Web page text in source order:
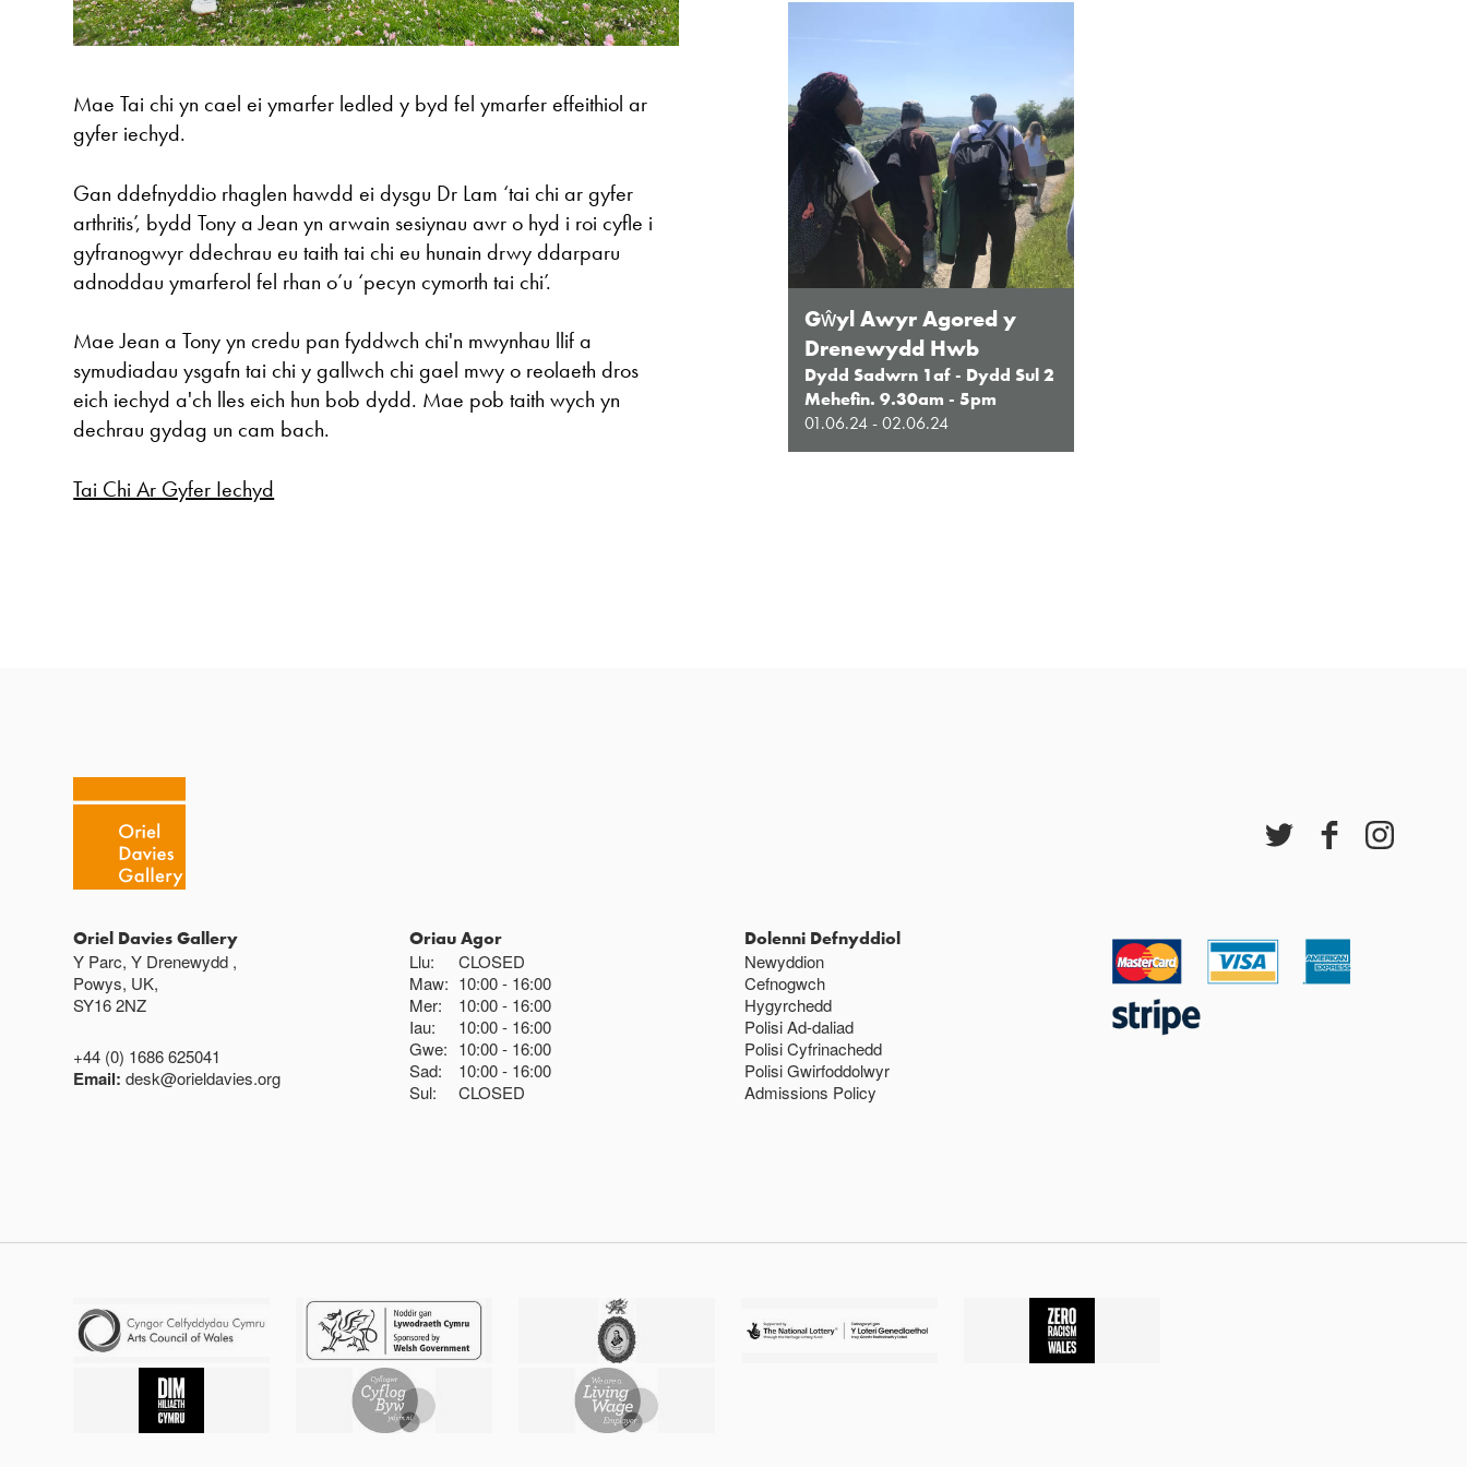
Mae Tai chi yn cael ei ymarfer ledled y byd fel ymarfer effeithiol ar
gyfer iechyd.
Gan ddefnyddio rhaglen hawdd ei dysgu Dr Lam ‘tai chi ar gyfer
arthritis’, bydd Tony a Jean yn arwain sesiynau awr o hyd i roi cyfle i
gyfranogwyr ddechrau eu taith tai chi eu hunain drwy ddarparu
adnoddau ymarferol fel rhan o’u ‘pecyn cymorth tai chi’.
Mae Jean a Tony yn credu pan fyddwch chi'n mwynhau llif a
symudiadau ysgafn tai chi y gallwch chi gael mwy o reolaeth dros
eich iechyd a'ch lles eich hun bob dydd. Mae pob taith wych yn
dechrau gydag un cam bach.
Tai Chi Ar Gyfer Iechyd
Gŵyl Awyr Agored y
Drenewydd Hwb
Dydd Sadwrn 1af - Dydd Sul 2
Mehefin. 9.30am - 5pm
01.06.24 - 02.06.24
Oriel Davies Gallery
Y Parc, Y Drenewydd ,
Powys, UK,
SY16 2NZ
+44 (0) 1686 625041
Email:desk@orieldavies.org
Oriau Agor
Llu:
CLOSED
Maw: 10:00
16:00
Mer:
10:00
16:00
Iau:
10:00
16:00
Gwe: 10:00
16:00
Sad:
10:00
16:00
Sul:
CLOSED
Dolenni Defnyddiol
Newyddion
Cefnogwch
Hygyrchedd
Polisi Ad-daliad
Polisi Cyfrinachedd
Polisi Gwirfoddolwyr
Admissions Policy